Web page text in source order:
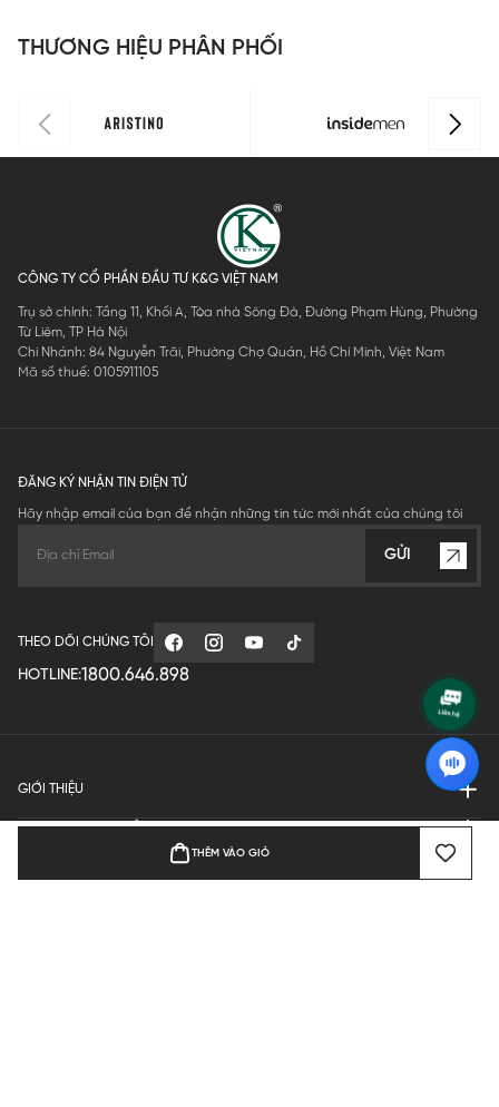
THÊM VÀO GIỎ
IBX501EDP
THƯƠNG HIỆU PHÂN PHỐI
CÔNG TY CỔ PHẦN ĐẦU TƯ K&G VIỆT NAM
Trụ sở chính: Tầng 11, Khối A, Tòa nhà Sông Đà, Đường Phạm Hùng, Phường
Từ Liêm, TP Hà Nội
Chi Nhánh: 84 Nguyễn Trãi, Phường Chợ Quán, Hồ Chí Minh, Việt Nam
Mã số thuế: 0105911105
ĐĂNG KÝ NHẬN TIN ĐIỆN TỬ
Hãy nhập email của bạn để nhận những tin tức mới nhất của chúng tôi
GỬI
THEO DÕI CHÚNG TÔI
HOTLINE:1800.646.898
GIỚI THIỆU
QUY ĐỊNH HOẠT ĐỘNG